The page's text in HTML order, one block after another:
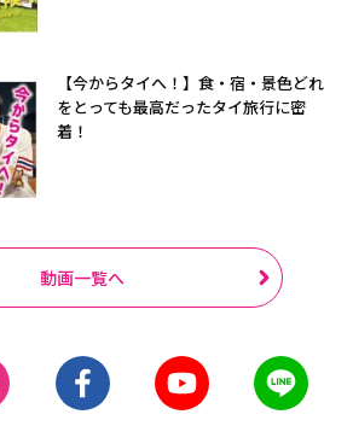
【今からタイへ！】食・宿・景色どれ
をとっても最高だったタイ旅行に密
着！
動画一覧へ